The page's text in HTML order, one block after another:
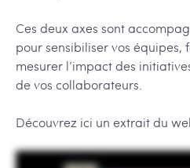
Ces deux axes sont
pour sensibiliser vos équipes,
mesurer l’impact des
de vos collaborateurs.
Découvrez ici un extrait du